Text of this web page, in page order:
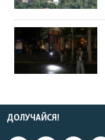
ДОЛУЧАЙСЯ!